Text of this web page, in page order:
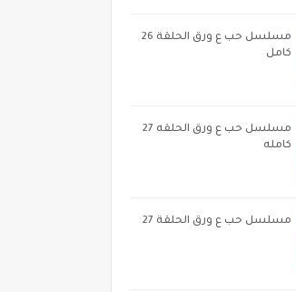
مسلسل حب ع ورق الحلقة 26
كامل
مسلسل حب ع ورق الحلقه 27
كامله
مسلسل حب ع ورق الحلقة 27